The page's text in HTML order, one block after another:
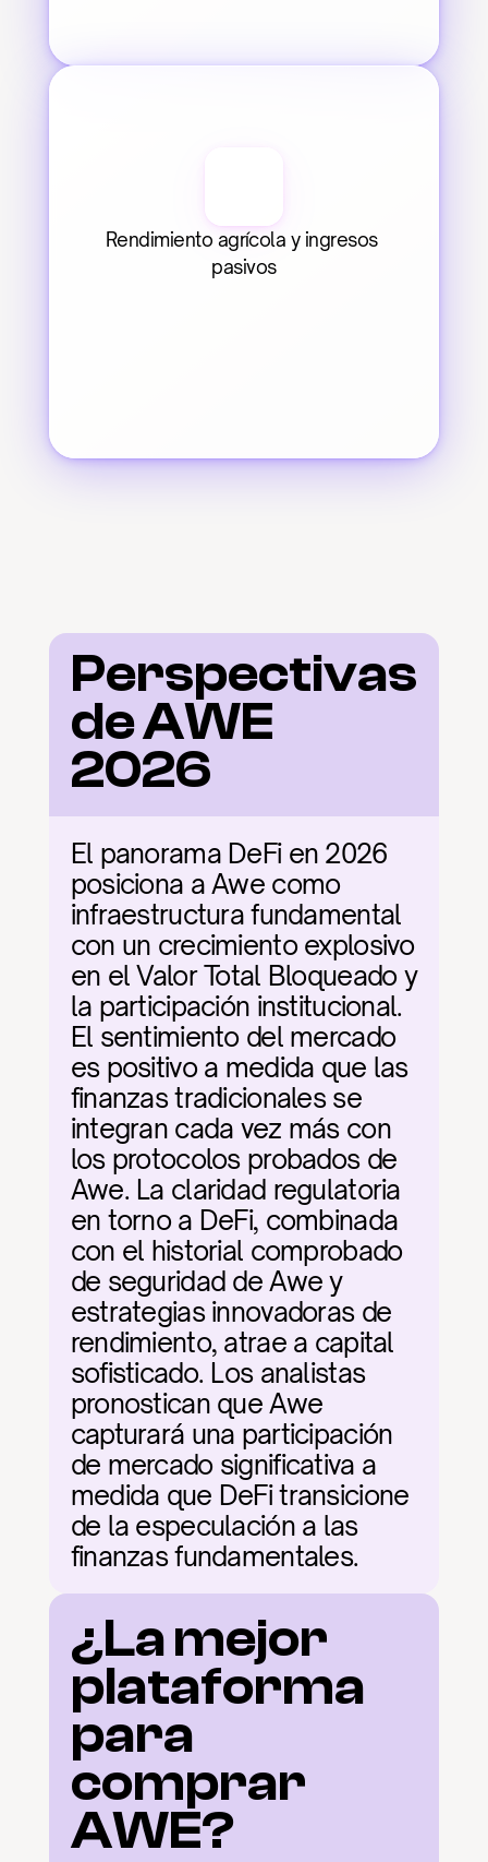
Rendimiento agrícola y ingresos
pasivos
Perspectivas
de AWE
2026
El panorama DeFi en 2026
posiciona a Awe como
infraestructura fundamental
con un crecimiento explosivo
en el Valor Total Bloqueado y
la participación institucional.
El sentimiento del mercado
es positivo a medida que las
finanzas tradicionales se
integran cada vez más con
los protocolos probados de
Awe. La claridad regulatoria
en torno a DeFi, combinada
con el historial comprobado
de seguridad de Awe y
estrategias innovadoras de
rendimiento, atrae a capital
sofisticado. Los analistas
pronostican que Awe
capturará una participación
de mercado significativa a
medida que DeFi transicione
de la especulación a las
finanzas fundamentales.
¿La mejor
plataforma
para
comprar
AWE?